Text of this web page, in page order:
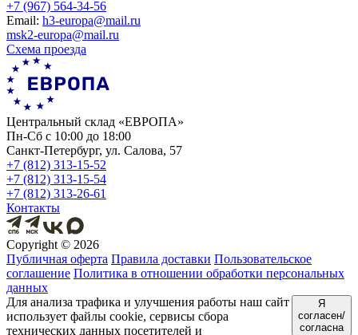
+7 (967) 564-34-56
Еmail: h3-europa@mail.ru
msk2-europa@mail.ru
Схема проезда
Центральный склад «ЕВРОПА»
Пн-Сб с 10:00 до 18:00
Санкт-Петербург, ул. Салова, 57
+7 (812) 313-15-52
+7 (812) 313-15-54
+7 (812) 313-26-61
Контакты
Copyright © 2026
Публичная оферта Правила доставки Пользовательское
соглашение Политика в отношении обработки персональных
данных
Для анализа трафика и улучшения работы наш сайт
использует файлы cookie, сервисы сбора
технических данных посетителей и
Я
согласен/
согласна